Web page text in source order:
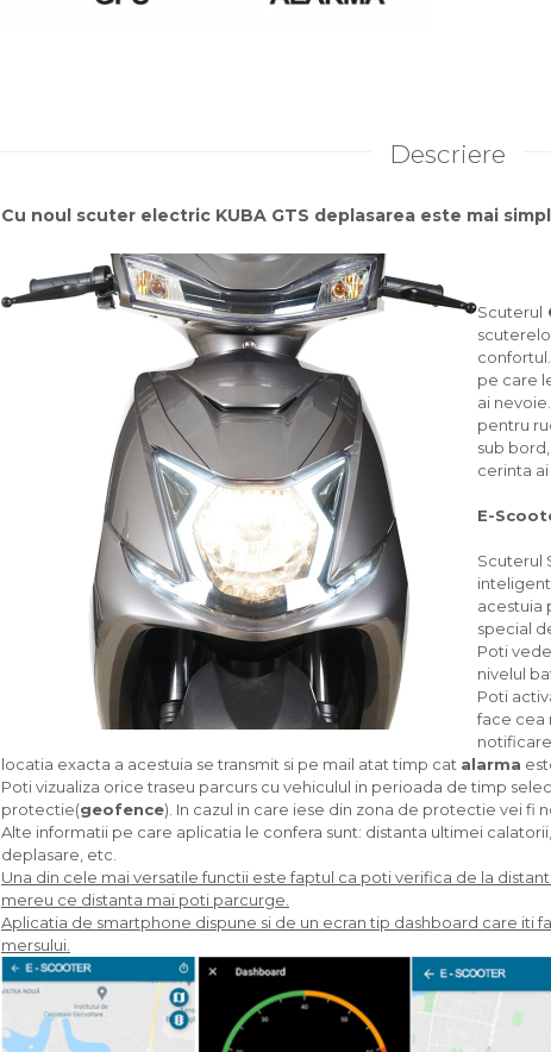
Descriere
Cu noul scuter electric KUBA GTS deplasarea este mai
Scuterul
pe care
ai
pentru
sub
cerinta
E-
Scuterul
acestuia
special
Poti
nivelul
Poti
face cea
locatia exacta a acestuia se transmit si pe mail atat timp cat alarma
Poti vizualiza orice traseu parcurs cu vehiculul in perioada de timp
protectie(geofence). In cazul in care iese din zona de protectie vei fi
Alte informatii pe care aplicatia le confera sunt: distanta ultimei
deplasare, etc.
Una din cele mai versatile functii este faptul ca poti verifica de la
mereu ce distanta mai poti parcurge.
Aplicatia de smartphone dispune si de un ecran tip dashboard care iti
mersului.